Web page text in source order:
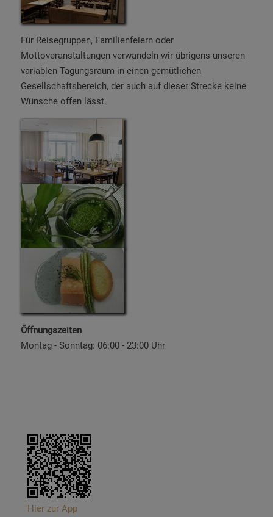
Für Reisegruppen, Familienfeiern oder
Mottoveranstaltungen verwandeln wir übrigens unseren
variablen Tagungsraum in einen gemütlichen
Gesellschaftsbereich, der auch auf dieser Strecke keine
Wünsche offen lässt.
Öffnungszeiten
Montag - Sonntag: 06:00 - 23:00 Uhr
Hier zur App